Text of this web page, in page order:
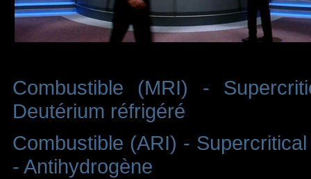
Combustible (MRI) -
Deutérium réfrigéré
Combustible (ARI) -
- Antihydrogène